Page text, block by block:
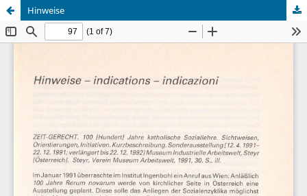
Hinweise